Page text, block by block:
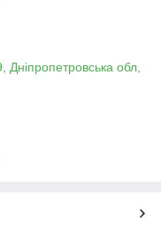
Дніпропетровська обл,